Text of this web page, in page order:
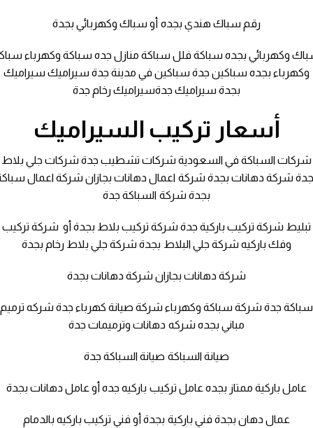
رقم سباك هندي بجده أو سباك وكهربائي بجدة
وكهربائي بجده سباكة فلل سباكة منازل جده سباكة وكهرباء
وكهرباء بجده سباكين جدة سباكين في مدينة جدة سيراميك سيراميك
بجدة سيراميك جدةسيراميك رخام جدة
أسعار تركيب السيراميك
شركات السباكة في السعودية شركات تشطيب جدة شركات جلي بلاط
شركة دهانات بجدة شركة اعمال دهانات بجازان شركة اعمال
بجدة شركة السباكة جدة
تبليط شركة تركيب باركية جدة شركة تركيب بلاط بجدة أو شركة تركيب
وفك باركيه شركة جلي البلاط بجدة شركة جلي بلاط رخام بجدة
شركة دهانات بجازان شركة دهانات بجدة
سباكة جدة شركة سباكة وكهرباء شركة صيانة كهرباء جدة شركه ترميم
مباني بجده شركه دهانات وترميمات جدة
صيانة السباكة صيانة السباكة جدة
عامل باركية ممتاز بجده عامل تركيب باركيه جده أو عامل دهانات بجدة
عمال دهان بجدة فني باركية بجدة أو فني تركيب باركيه بالدمام